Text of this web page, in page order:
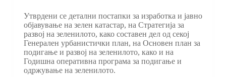
Утврдени се детални постапки за изработка и јавно
објавување на зелен катастар, на Стратегија за
развој на зеленилото, како составен дел од секој
Генерален урбанистички план, на Основен план за
подигање и развој на зеленилото, како и на
Годишна оперативна програма за подигање и
одржување на зеленилото.